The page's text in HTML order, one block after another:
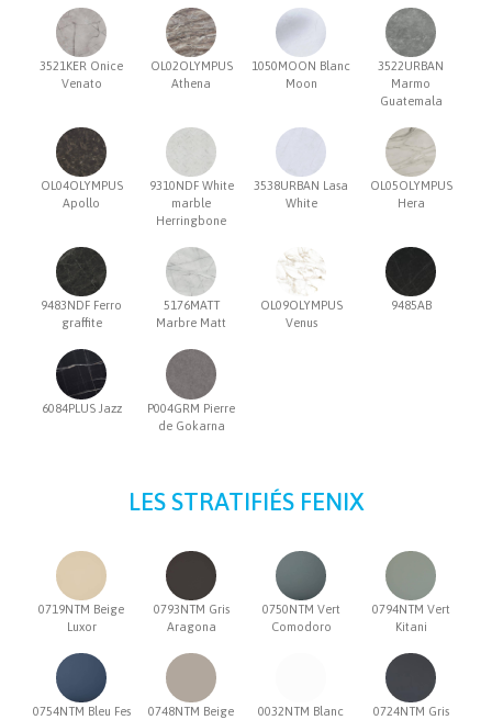
3521KER Onice
Venato
OL02OLYMPUS
Athena
1050MOON Blanc
Moon
3522URBAN
Marmo
Guatemala
OL04OLYMPUS
Apollo
9310NDF White
marble
Herringbone
3538URBAN Lasa
White
OL05OLYMPUS
Hera
9483NDF Ferro
graffite
5176MATT
Marbre Matt
OL09OLYMPUS
Venus
9485AB
6084PLUS Jazz
P004GRM Pierre
de Gokarna
LES STRATIFIÉS FENIX
0719NTM Beige
Luxor
0793NTM Gris
Aragona
0750NTM Vert
Comodoro
0794NTM Vert
Kitani
0754NTM Bleu Fes
0748NTM Beige
0032NTM Blanc
0724NTM Gris